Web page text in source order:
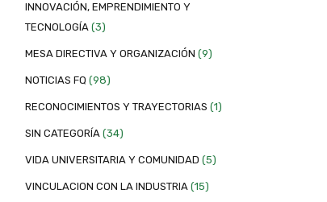
INNOVACIÓN, EMPRENDIMIENTO Y
TECNOLOGÍA(3)
MESA DIRECTIVA Y ORGANIZACIÓN (9)
NOTICIAS FQ (98)
RECONOCIMIENTOS Y TRAYECTORIAS (1)
SIN CATEGORÍA(34)
VIDA UNIVERSITARIA Y COMUNIDAD (5)
VINCULACION CON LA INDUSTRIA(15)